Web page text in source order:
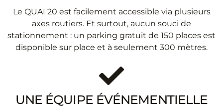
Le QUAI 20 est facilement accessible via plusieurs
axes routiers. Et surtout, aucun souci de
stationnement : un parking gratuit de 150 places est
disponible sur place et à seulement 300 mètres.
UNE ÉQUIPE ÉVÉNEMENTIELLE